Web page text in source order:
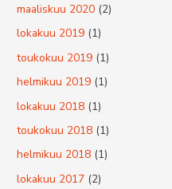
maaliskuu 2020 (2)
lokakuu 2019 (1)
toukokuu 2019 (1)
helmikuu 2019 (1)
lokakuu 2018 (1)
toukokuu 2018 (1)
helmikuu 2018 (1)
lokakuu 2017 (2)